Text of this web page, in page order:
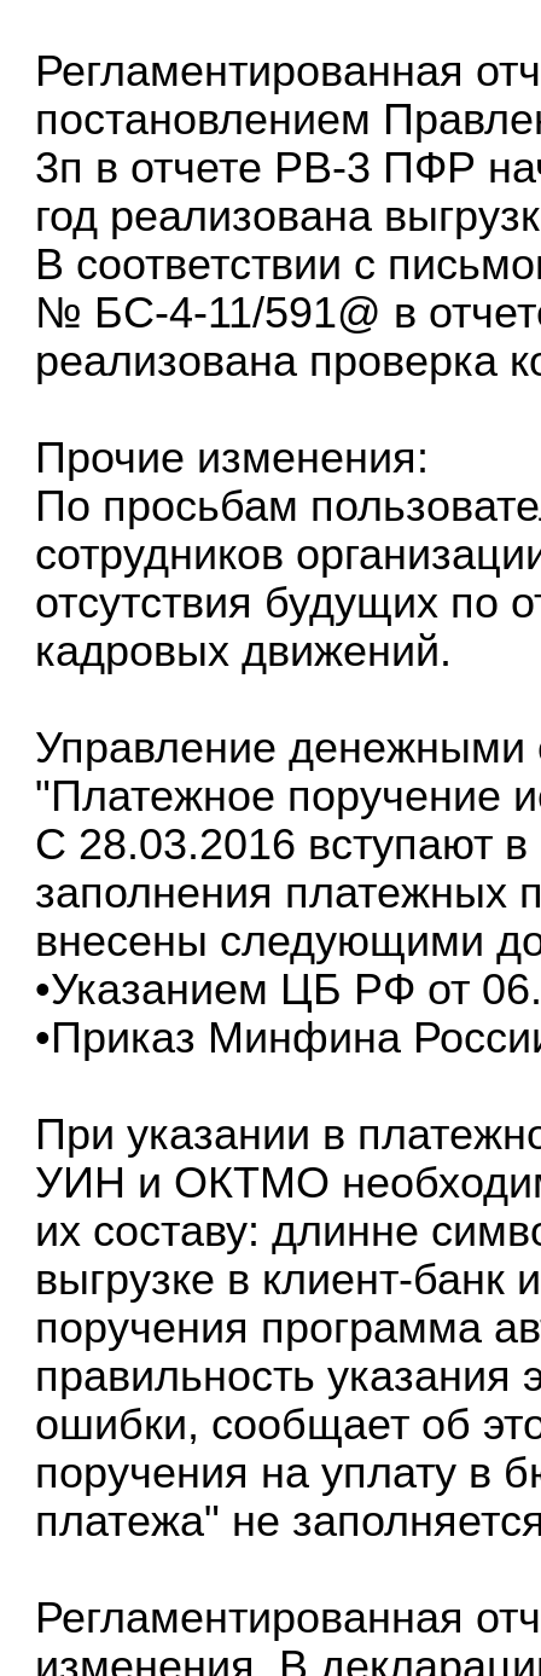
Регламентированная
постановлением
3п в отчете РВ-3 ПФР
год реализована
В соответствии с
№ БС-4-11/591@ в
реализована проверка
Прочие изменения:
По просьбам
сотрудников
отсутствия будущих по
кадровых движений.
Управление денежными
"Платежное поручение
С 28.03.2016 вступают
заполнения платежных
внесены следующими
•Указанием ЦБ РФ от
•Приказ Минфина
При указании в
УИН и ОКТМО
их составу: длинне
выгрузке в клиент-банк
поручения программа
правильность указания
ошибки, сообщает об
поручения на уплату в
платежа" не
Регламентированная
изменения. В